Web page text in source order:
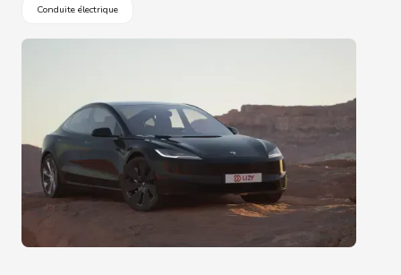
Conduite électrique